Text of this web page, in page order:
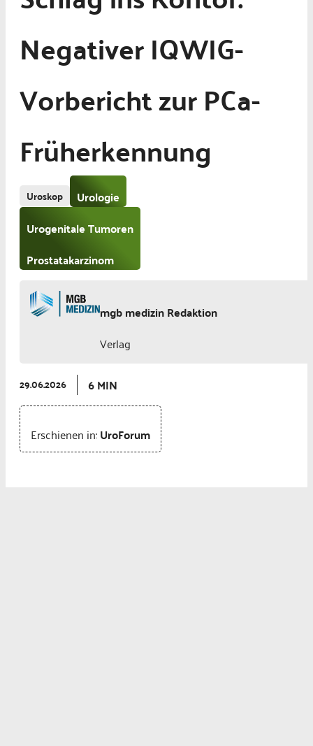
Negativer IQWIG-
Vorbericht zur PCa-
Früherkennung
Uroskop
Urologie
Urogenitale Tumoren
Prostatakarzinom
mgb medizin Redaktion
Verlag
29.06.2026 6 MIN
Erschienen in:UroForum